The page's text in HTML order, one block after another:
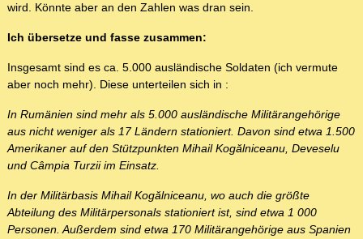
wird. Könnte aber an den Zahlen was dran sein.
Ich übersetze und fasse zusammen:
Insgesamt sind es ca. 5.000 ausländische Soldaten (ich vermute
aber noch mehr). Diese unterteilen sich in :
In Rumänien sind mehr als 5.000 ausländische Militärangehörige
aus nicht weniger als 17 Ländern stationiert. Davon sind etwa 1.500
Amerikaner auf den Stützpunkten Mihail Kogălniceanu, Deveselu
und Câmpia Turzii im Einsatz.
In der Militärbasis Mihail Kogălniceanu, wo auch die größte
Abteilung des Militärpersonals stationiert ist, sind etwa 1 000
Personen. Außerdem sind etwa 170 Militärangehörige aus Spanien